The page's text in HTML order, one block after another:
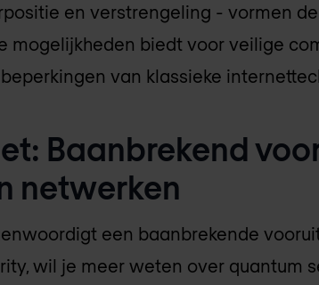
en verstrengeling - vormen
mogelijkheden biedt voor veilige
van klassieke
Baanbrekend
netwerken
een baanbrekende
wil je meer weten over quantum